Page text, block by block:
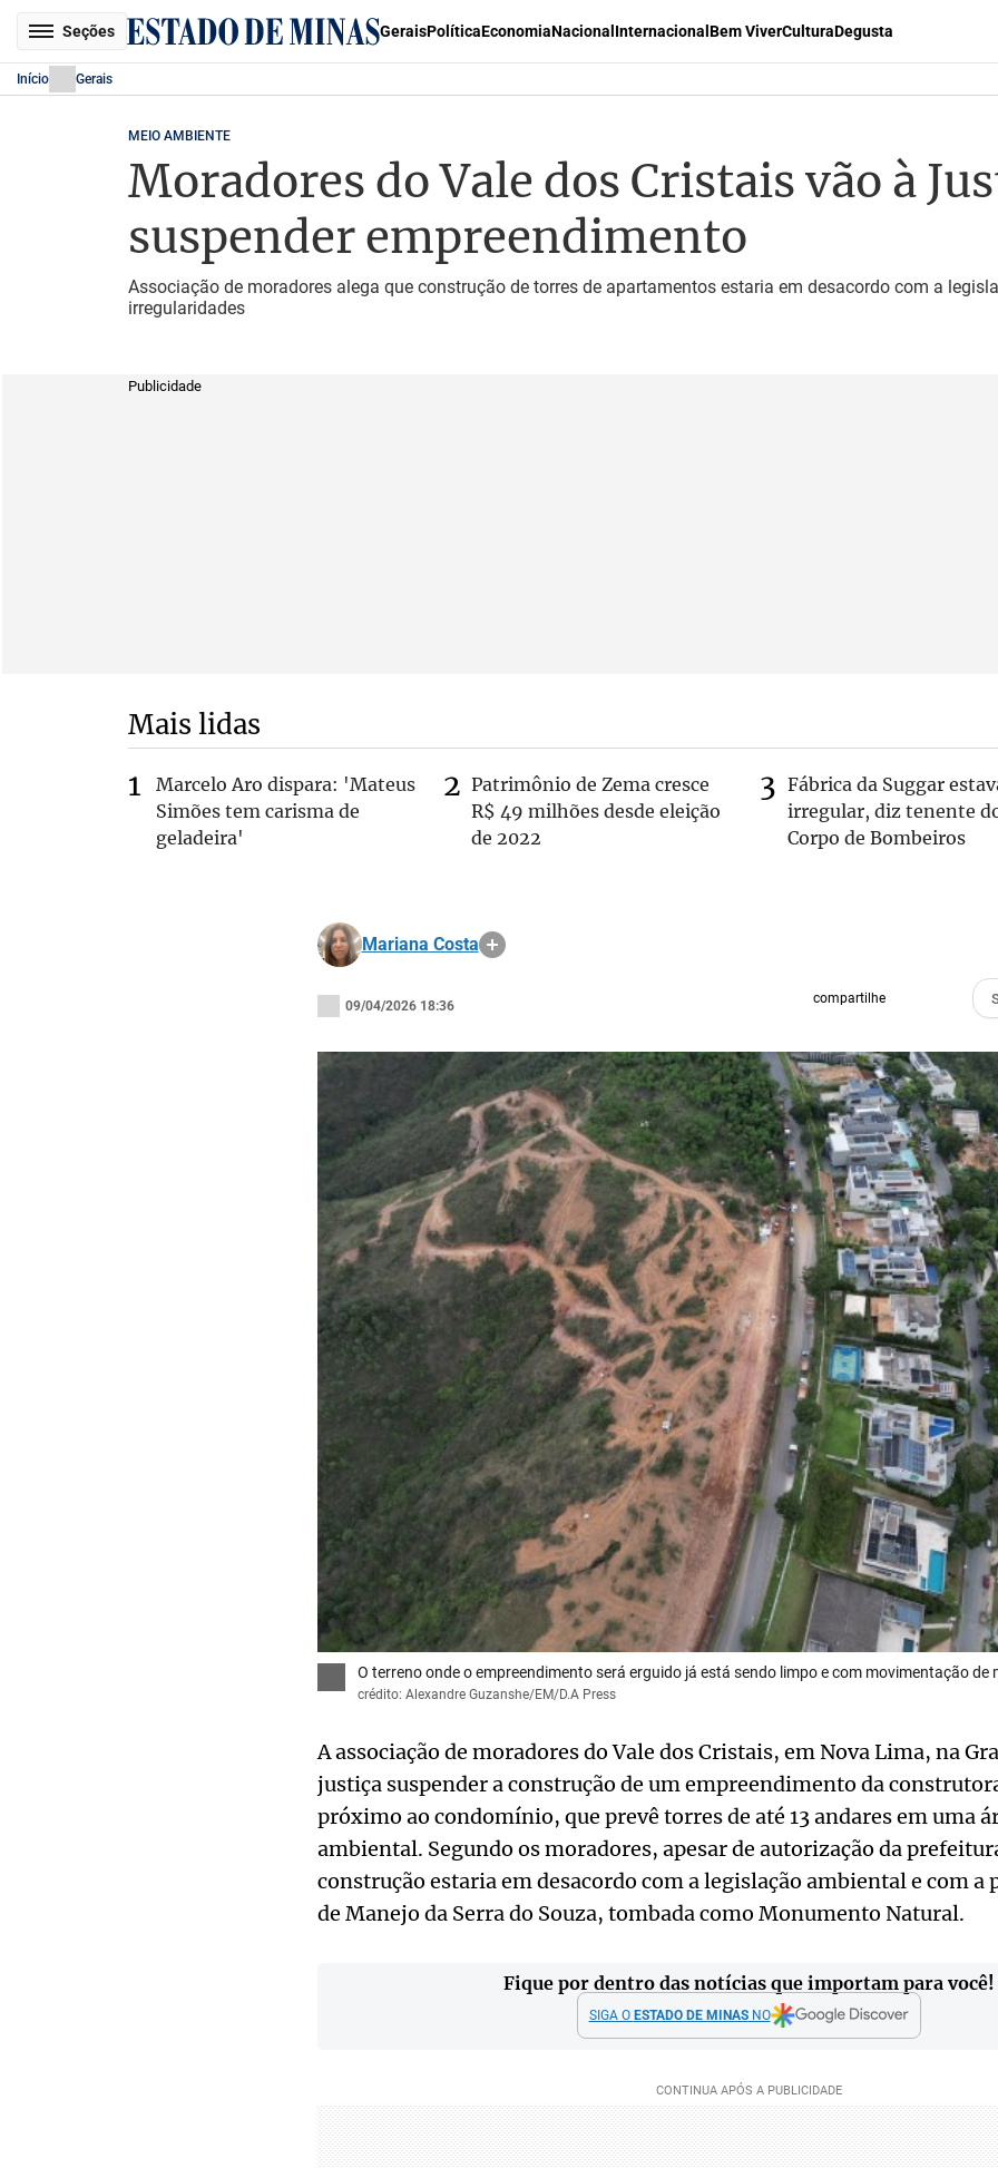
Seções GeraisPolíticaEconomiaNacional Internacional Bem ViverCulturaDegusta
Início Gerais
MEIO AMBIENTE
Moradores do Vale dos Cristais vão à
suspender empreendimento
Associação de moradores alega que construção de torres de apartamentos estaria em desacordo com a
irregularidades
Publicidade
Mais lidas
Marcelo Aro dispara: 'Mateus
Simões tem carisma de
geladeira'
Patrimônio de Zema cresce
R$ 49 milhões desde eleição
de 2022
Fábrica da Suggar
irregular, diz tenente
Corpo de Bombeiros
Mariana Costa
09/04/2026 18:36 compartilhe
O terreno onde o empreendimento será erguido já está sendo limpo e com movimentação de
crédito: Alexandre Guzanshe/EM/D.A Press
A associação de moradores do Vale dos Cristais, em Nova Lima, na
justiça suspender a construção de um empreendimento da
próximo ao condomínio, que prevê torres de até 13 andares em uma
ambiental. Segundo os moradores, apesar de autorização da
construção estaria em desacordo com a legislação ambiental e com a
de Manejo da Serra do Souza, tombada como Monumento Natural.
Fique por dentro das notícias que importam para você!
SIGA O ESTADO DE MINASNO